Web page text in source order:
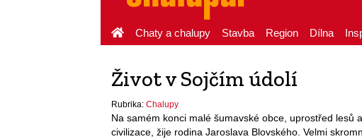
Chaty a chalupy Stavba Region Dílna
Život v Sojčím údolí
Rubrika: Chalupy
Na samém konci malé šumavské obce, uprostřed lesů
civilizace, žije rodina Jaroslava Blovského. Velmi